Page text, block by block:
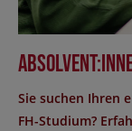
Sie suchen Ihren
FH-Studium?